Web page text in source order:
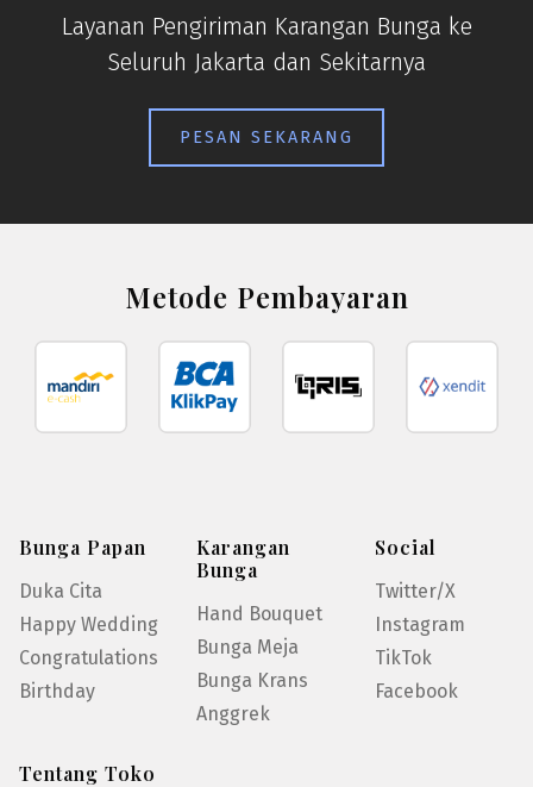
Layanan Pengiriman Karangan Bunga ke
Seluruh Jakarta dan Sekitarnya
PESAN SEKARANG
Metode Pembayaran
Bunga Papan
Duka Cita
Happy Wedding
Congratulations
Birthday
Karangan
Bunga
Hand Bouquet
Bunga Meja
Bunga Krans
Anggrek
Social
Twitter/X
Instagram
TikTok
Facebook
Tentang Toko